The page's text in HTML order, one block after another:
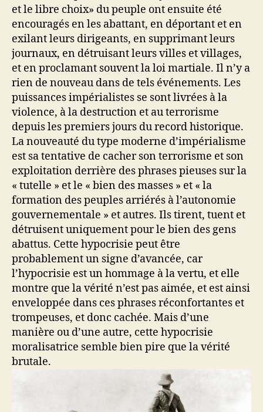
et le libre choix» du peuple ont ensuite été
encouragés en les abattant, en déportant et en
exilant leurs dirigeants, en supprimant leurs
journaux, en détruisant leurs villes et villages,
et en proclamant souvent la loi martiale. Il n’y a
rien de nouveau dans de tels événements. Les
puissances impérialistes se sont livrées à la
violence, à la destruction et au terrorisme
depuis les premiers jours du record historique.
La nouveauté du type moderne d’impérialisme
est sa tentative de cacher son terrorisme et son
exploitation derrière des phrases pieuses sur la
« tutelle » et le « bien des masses » et « la
formation des peuples arriérés à l’autonomie
gouvernementale » et autres. Ils tirent, tuent et
détruisent uniquement pour le bien des gens
abattus. Cette hypocrisie peut être
probablement un signe d’avancée, car
l’hypocrisie est un hommage à la vertu, et elle
montre que la vérité n’est pas aimée, et est ainsi
enveloppée dans ces phrases réconfortantes et
trompeuses, et donc cachée. Mais d’une
manière ou d’une autre, cette hypocrisie
moralisatrice semble bien pire que la vérité
brutale.